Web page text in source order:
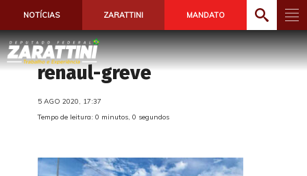
NOTÍCIAS ZARATTINI MANDATO
renaul-greve
5 AGO 2020, 17:37
Tempo de leitura: 0 minutos, 0 segundos